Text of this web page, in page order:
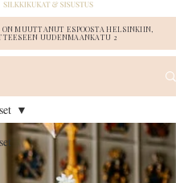
MUUTTANUT ESPOOSTA HELSINKIIN,
UUDENMAANKATU 2